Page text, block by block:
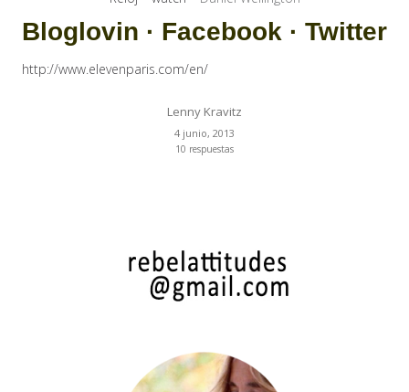
Bloglovin · Facebook · Twitter
http://www.elevenparis.com/en/
Lenny Kravitz
4 junio, 2013
10 respuestas